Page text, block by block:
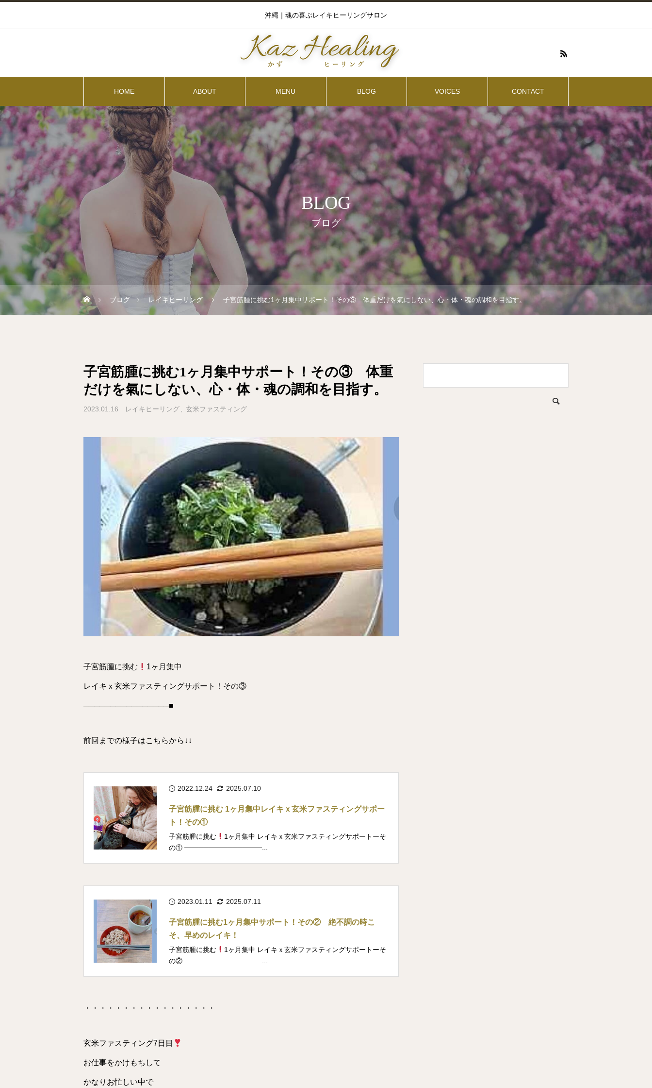
沖縄｜魂の喜ぶレイキヒーリングサロン
HOME ABOUT MENU BLOG VOICES CONTACT
BLOG
ブログ
ブログ レイキヒーリング 子宮筋腫に挑む⁡1ヶ月集中サポート！その③ 体重だけを氣にしない、心・体・魂の調和を目指す。
子宮筋腫に挑む⁡1ヶ月集中サポート！その③ 体重
だけを氣にしない、心・体・魂の調和を目指す。
2023.01.16 レイキヒーリング 玄米ファスティング
子宮筋腫に挑む ⁡1ヶ月集中
レイキｘ玄米ファスティングサポート！その③
────────────────■
前回までの様子はこちらから↓↓
2022.12.24 2025.07.10
子宮筋腫に挑む 1ヶ月集中レイキｘ玄米ファスティングサポー
ト！その①
子宮筋腫に挑む
⁡1ヶ月集中 レイキｘ玄米ファスティングサポートーそ
の① ────────────────...
2023.01.11 2025.07.11
子宮筋腫に挑む⁡1ヶ月集中サポート！その② 絶不調の時こ
そ、早めのレイキ！
子宮筋腫に挑む
⁡1ヶ月集中 レイキｘ玄米ファスティングサポートーそ
の② ────────────────...
・・・・・・・・・・・・・・・・・
玄米ファスティング7日目
お仕事をかけもちして
かなりお忙しい中で